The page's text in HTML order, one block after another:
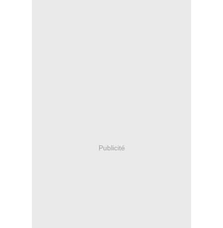
Publicité